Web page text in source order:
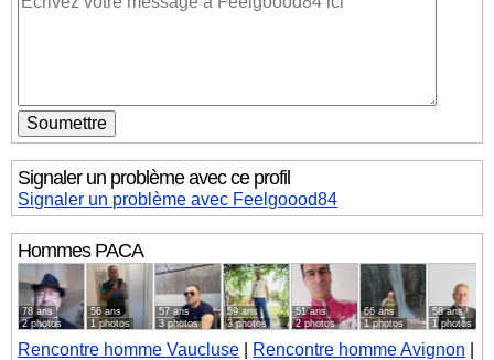
Signaler un problème avec ce profil
Signaler un problème avec Feelgoood84
HommesPACA
78 ans
2 photos
56 ans
1 photos
57 ans
3 photos
59 ans
3 photos
51 ans
2 photos
66 ans
1 photos
58 ans
1 photos
Rencontre homme Vaucluse Rencontre homme Avignon